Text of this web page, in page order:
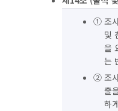
① 조
및
을
는
② 조
출
하